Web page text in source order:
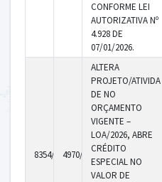
CONFORME LEI
AUTORIZATIVA Nº
4.928 DE
07/01/2026.
8354/20264970/2026
ALTERA
PROJETO/ATIVIDA
DE NO
ORÇAMENTO
VIGENTE –
LOA/2026, ABRE
CRÉDITO
ESPECIAL NO
VALOR DE